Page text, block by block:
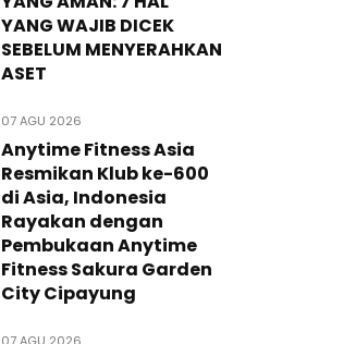
YANG WAJIB DICEK
SEBELUM MENYERAHKAN
ASET
07 AGU 2026
Anytime Fitness Asia
Resmikan Klub ke-600
di Asia, Indonesia
Rayakan dengan
Pembukaan Anytime
Fitness Sakura Garden
City Cipayung